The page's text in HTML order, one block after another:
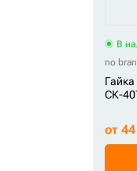
В
no
СК-
от